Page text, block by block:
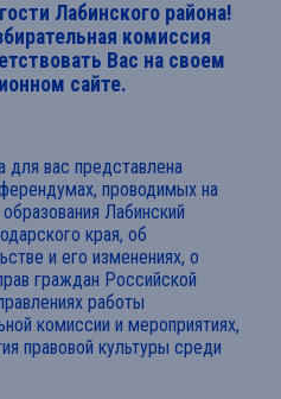
Лабинского района!
комиссия
Вас на своем
сайте.
для вас представлена
проводимых на
Лабинский
края, об
и его изменениях, о
граждан Российской
работы
комиссии и мероприятиях,
правовой культуры среди